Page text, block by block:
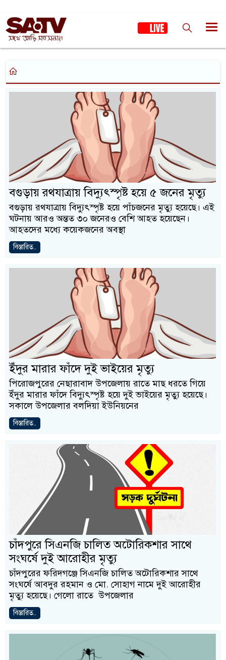
বগুড়ায় রথযাত্রায় বিদ্যুৎস্পৃষ্ট হয়ে ৫ জনের মৃত্যু
বগুড়ায় রথযাত্রায় বিদ্যুৎস্পৃষ্ট হয়ে পাঁচজনের মৃত্যু হয়েছে। এই
ঘটনায় আরও অন্তত ৩০ জনেরও বেশি আহত হয়েছেন।
আহতদের মধ্যে কয়েকজনের অবস্থা
বিস্তারিত..
ইঁদুর মারার ফাঁদে দুই ভাইয়ের মৃত্যু
পিরোজপুরের নেছারাবাদ উপজেলায় রাতে মাছ ধরতে গিয়ে
ইঁদুর মারার ফাঁদে বিদ্যুৎস্পৃষ্ট হয়ে দুই ভাইয়ের মৃত্যু হয়েছে।
সকালে উপজেলার বলদিয়া ইউনিয়নের
বিস্তারিত..
চাঁদপুরে সিএনজি চালিত অটোরিকশার সাথে
সংঘর্ষে দুই আরোহীর মৃত্যু
চাঁদপুরের ফরিদগঞ্জে সিএনজি চালিত অটোরিকশার সাথে
সংঘর্ষে আবদুর রহমান ও মো. সোহাগ নামে দুই আরোহীর
মৃত্যু হয়েছে। গেলো রাতে উপজেলার
বিস্তারিত..